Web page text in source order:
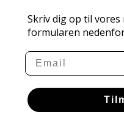
Skriv dig op til vores
formularen
Email